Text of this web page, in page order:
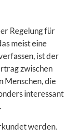
Regelung für
meist eine
ist der
zwischen
Menschen, die
interessant
werden.